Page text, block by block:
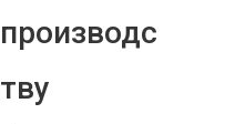
производс
тву